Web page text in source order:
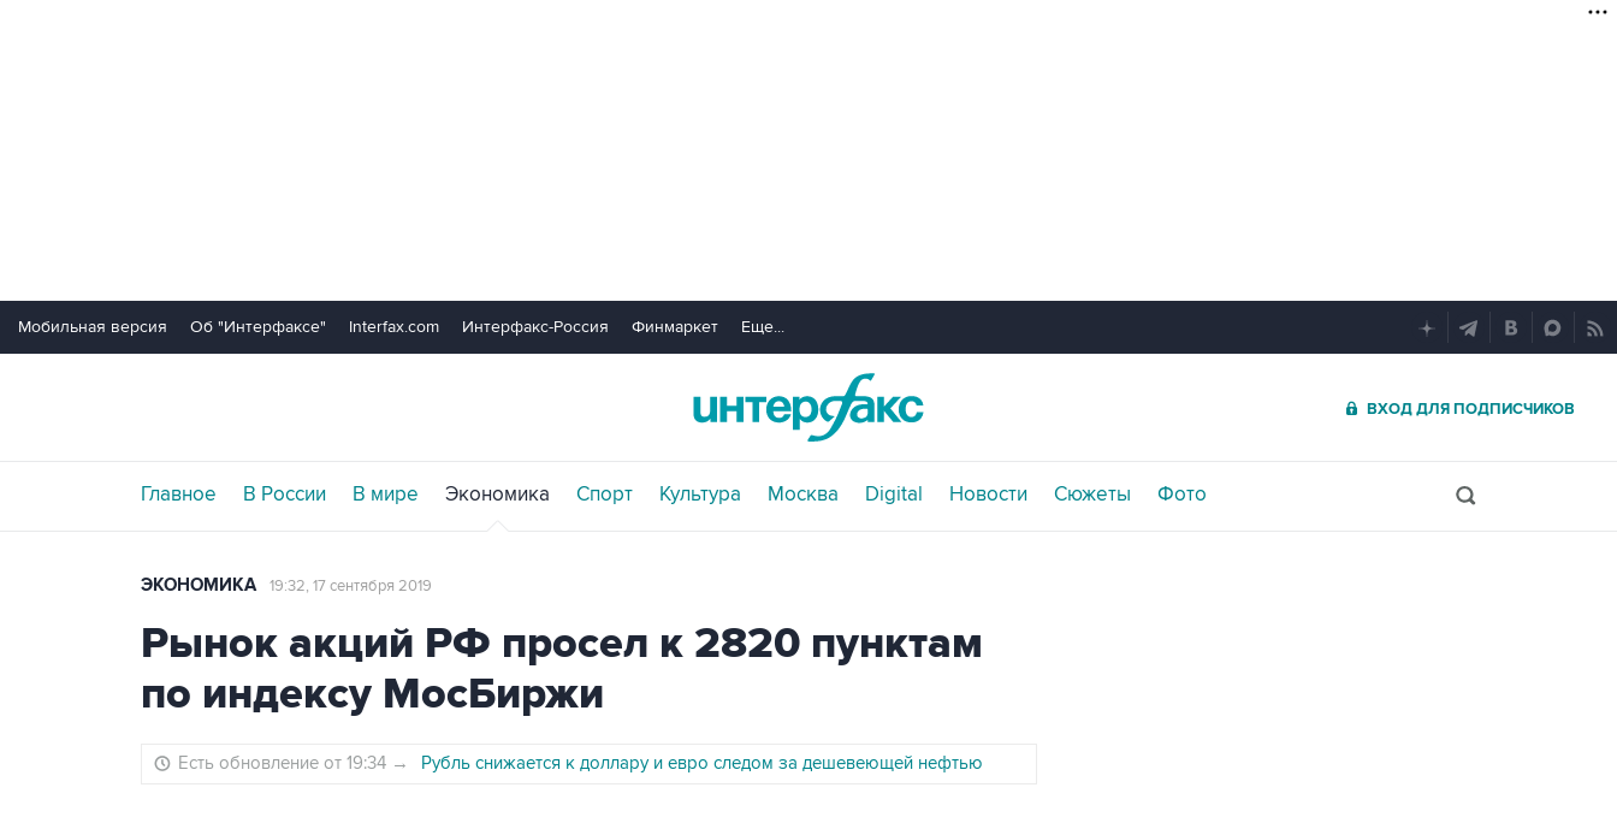
Мобильная версия Об "Интерфаксе" Interfax.com Интерфакс-Россия Финмаркет Еще...
ВХОД ДЛЯ ПОДПИСЧИКОВ
Главное В России В мире Экономика Спорт Культура Москва Digital Новости Сюжеты Фото
ЭКОНОМИКА 19:32, 17 сентября 2019
Рынок акций РФ просел к 2820 пунктам
по индексу МосБиржи
Есть обновление от 19:34 → Рубль снижается к доллару и евро следом за дешевеющей нефтью